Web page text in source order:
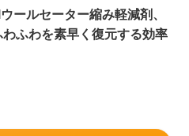
ールセーター縮み軽減剤、
ふわを素早く復元する効率